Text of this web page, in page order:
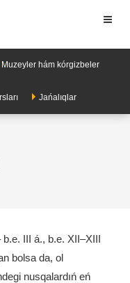
Muzeyler hám kórgizbeler
Jańalıqlar
III á., b.e. XII–XIII
bolsa da, ol
nusqalardıń eń